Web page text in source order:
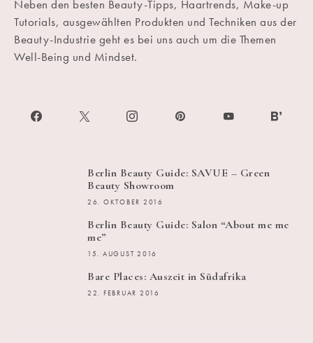
Neben den besten Beauty-Tipps, Haartrends, Make-up
Tutorials, ausgewählten Produkten und Techniken aus der
Beauty-Industrie geht es bei uns auch um die Themen
Well-Being und Mindset.
Berlin Beauty Guide: SAVUE – Green
Beauty Showroom
26. OKTOBER 2016
Berlin Beauty Guide: Salon “About me me
me”
15. AUGUST 2016
Bare Places: Auszeit in Südafrika
22. FEBRUAR 2016